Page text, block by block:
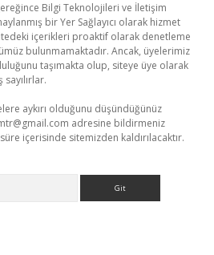
Bilgi Teknolojileri ve İletişim
bir Yer Sağlayıcı olarak hizmet
içerikleri proaktif olarak denetleme
bulunmamaktadır. Ancak, üyelerimiz
taşımakta olup, siteye üye olarak
aykırı olduğunu düşündüğünüz
adresine bildirmeniz
içerisinde sitemizden kaldırılacaktır.